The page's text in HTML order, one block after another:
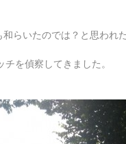
らいたのでは？と思われ
を偵察してきました。